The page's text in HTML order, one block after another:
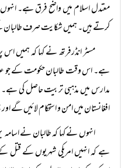
معتدل اسلام میں واضح فرق ہے۔ انہوں
کرتے ہیں۔ ہمیں شکایت صرف طالبان
مسٹر انڈرفرتھ نے کہا کہ ہمیں اس
ہے۔ اس وقت طالبان حکومت کے جو
مدارس میں مذہبی تربیت حاصل کی ہے۔
افغانستان میں امن و استحکام لائیں گے اور
انہوں نے کہا کہ طالبان نے اسامہ
ہے کہ انہیں امریکی شہریوں کے قتل